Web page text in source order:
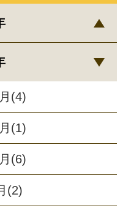
(4)
(1)
(6)
(2)